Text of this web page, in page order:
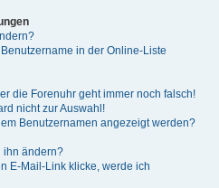
in der Online-Liste
die Forenuhr geht immer noch falsch!
nicht zur Auswahl!
Benutzernamen angezeigt werden?
ihn ändern?
E-Mail-Link klicke, werde ich